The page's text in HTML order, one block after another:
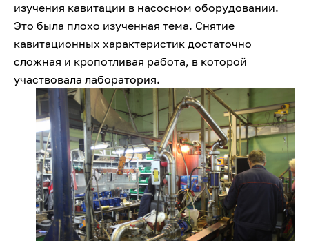
изучения кавитации в насосном оборудовании.
Это была плохо изученная тема. Снятие
кавитационных характеристик достаточно
сложная и кропотливая работа, в которой
участвовала лаборатория.